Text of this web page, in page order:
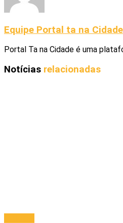
Equipe Portal ta na Cidade
Portal Ta na Cidade é uma
Notícias relacionadas